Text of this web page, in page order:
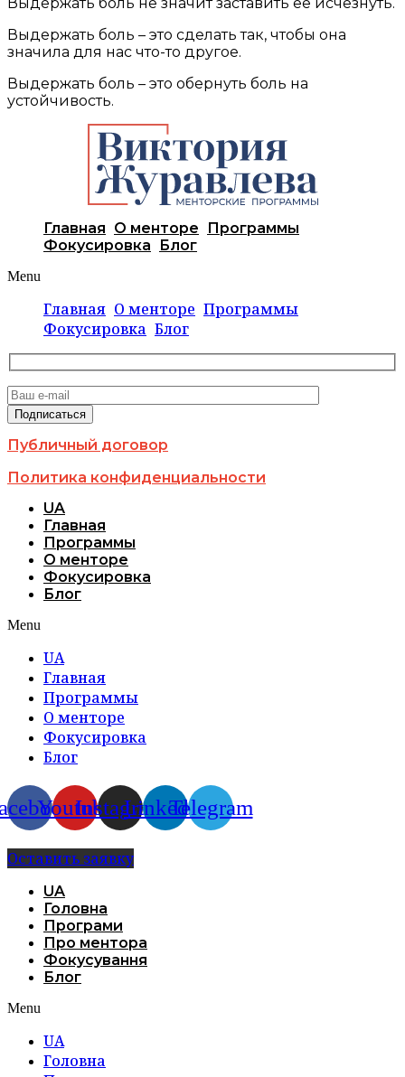
Выдержать боль не значит заставить ее исчезнуть.
Выдержать боль – это сделать так, чтобы она
значила для нас что-то другое.
Выдержать боль – это обернуть боль на
устойчивость.
Главная О менторе
Программы
Фокусировка
Блог
Menu
Главная О менторе Программы
Фокусировка Блог
Публичный договор
Политика конфиденциальности
UA
Главная
Программы
О менторе
Фокусировка
Блог
Menu
UA
Главная
Программы
О менторе
Фокусировка
Блог
YoutubeInstagramLinkedinTelegram
Оставить заявку
UA
Головна
Програми
Про ментора
Фокусування
Блог
Menu
UA
Головна